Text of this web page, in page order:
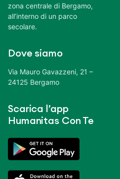
zona centrale di Bergamo,
all’interno di un parco
secolare.
Dove siamo
Via Mauro Gavazzeni, 21 –
24125 Bergamo
Scarica l’app
Humanitas Con Te